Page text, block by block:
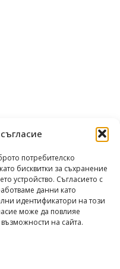
потребителско
бисквитки за съхранение
устройство. Съгласието с
данни като
идентификатори на този
може да повлияе
на сайта.